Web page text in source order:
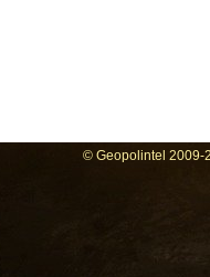
© Geopolintel 2009-